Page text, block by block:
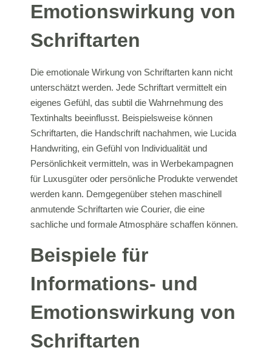
Emotionswirkung von
Schriftarten
Die emotionale Wirkung von Schriftarten kann nicht
unterschätzt werden. Jede Schriftart vermittelt ein
eigenes Gefühl, das subtil die Wahrnehmung des
Textinhalts beeinflusst. Beispielsweise können
Schriftarten, die Handschrift nachahmen, wie Lucida
Handwriting, ein Gefühl von Individualität und
Persönlichkeit vermitteln, was in Werbekampagnen
für Luxusgüter oder persönliche Produkte verwendet
werden kann. Demgegenüber stehen maschinell
anmutende Schriftarten wie Courier, die eine
sachliche und formale Atmosphäre schaffen können.
Beispiele für
Informations- und
Emotionswirkung von
Schriftarten